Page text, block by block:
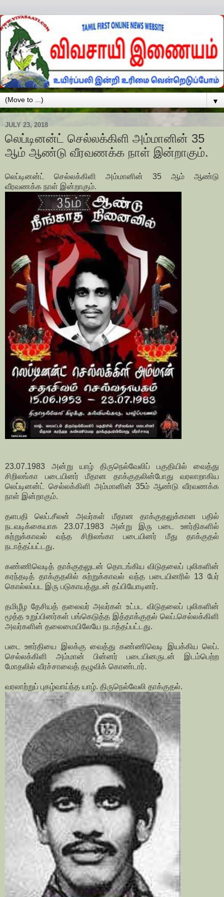
▼
JULY 23, 2018
லெப்டினன்ட் செல்லக்கிளி அம்மானின் 35
ஆம் ஆண்டு வீரவணக்க நாள் இன்றாகும்.
லெப்டினன்ட் செல்லக்கிளி அம்மானின் 35 ஆம் ஆண்டு
வீரவணக்க நாள் இன்றாகும்.
23.07.1983 அன்று யாழ் திருநெல்வேலிப் பகுதியில் வைத்து
சிறிலங்கா படையினர் மீதான தாக்குதலின்போது வரலாறாகிய
லெப்டினன்ட் செல்லக்கிளி அம்மானின் 35ம் ஆண்டு வீரவணக்க
நாள் இன்றாகும்.
தளபதி லெப்.சீலன் அவர்கள் மீதான தாக்குதலுக்கான பதில்
நடவடிக்கையாக 23.07.1983 அன்று இரு படை ஊர்திகளில்
சுற்றுக்காவல் வந்த சிறிலங்கா படையினர் மீது தாக்குதல்
நடாத்தப்பட்டது.
கண்ணிவெடித் தாக்குதலுடன் தொடங்கிய விடுதலைப் புலிகளின்
கரந்தடித் தாக்குதலில் சுற்றுக்காவல் வந்த படையினரில் 13 பேர்
கொல்லப்பட இரு படுகாயத்துடன் தப்பியோடினர்.
தமிழீழ தேசியத் தலைவர் அவர்கள் உட்பட விடுதலைப் புலிகளின்
மூத்த உறுப்பினர்கள் பங்கெடுத்த இத்தாக்குதல் லெப்.செல்லக்கிளி
அவர்களின் தலைமையிலேயே நடாத்தப்பட்டது.
படை ஊர்தியை இலக்கு வைத்து கண்ணிவெடி இயக்கிய லெப்.
செல்லக்கிளி அம்மான் பின்னர் படையினருடன் இடம்பெற்ற
மோதலில் வீரச்சாவைத் தழுவிக் கொண்டார்.
வரலாற்றுப் புகழ்வாய்ந்த யாழ். திருநெல்வேலி தாக்குதல்.